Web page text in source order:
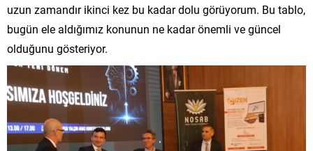
uzun zamandır ikinci kez bu kadar dolu görüyorum. Bu tablo,
bugün ele aldığımız konunun ne kadar önemli ve güncel
olduğunu gösteriyor.